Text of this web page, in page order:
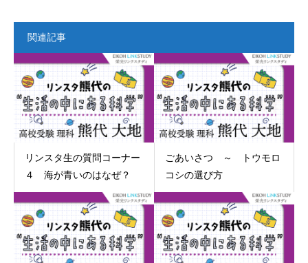
関連記事
リンスタ生の質問コーナー
４ 海が青いのはなぜ？
ごあいさつ ～ トウモロ
コシの選び方